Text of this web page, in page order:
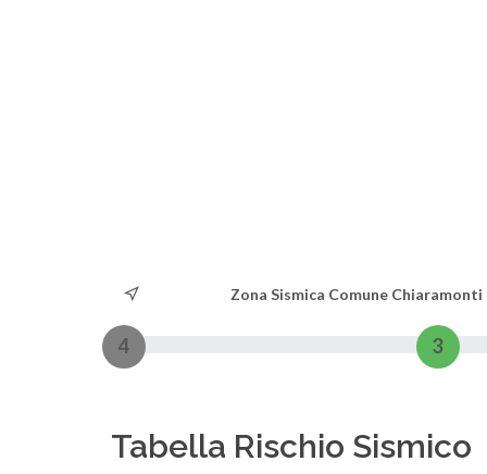
Zona Sismica Comune Chiaramonti
4 3
Tabella Rischio Sismico